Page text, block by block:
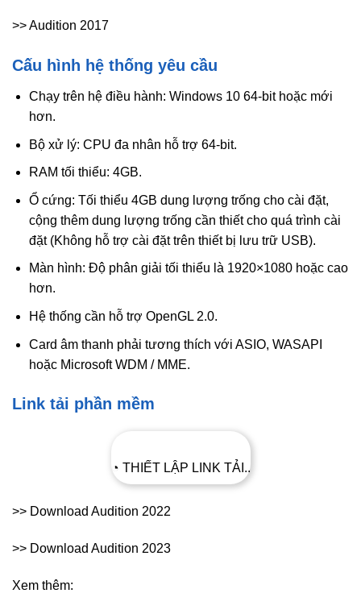
>> Audition 2017
Cấu hình hệ thống yêu cầu
Chạy trên hệ điều hành: Windows 10 64-bit hoặc mới
hơn.
Bộ xử lý: CPU đa nhân hỗ trợ 64-bit.
RAM tối thiểu: 4GB.
Ổ cứng: Tối thiểu 4GB dung lượng trống cho cài đặt,
cộng thêm dung lượng trống cần thiết cho quá trình cài
đặt (Không hỗ trợ cài đặt trên thiết bị lưu trữ USB).
Màn hình: Độ phân giải tối thiểu là 1920×1080 hoặc cao
hơn.
Hệ thống cần hỗ trợ OpenGL 2.0.
Card âm thanh phải tương thích với ASIO, WASAPI
hoặc Microsoft WDM / MME.
Link tải phần mềm
◔ THIẾT LẬP LINK TẢI..
>> Download Audition 2022
>> Download Audition 2023
Xem thêm: